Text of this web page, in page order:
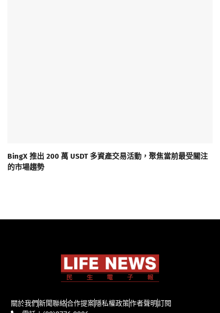
BingX 推出 200 萬 USDT 多資產交易活動，聚焦當前最受關注
的市場趨勢
關於我們新聞聯絡合作提案隱私權政策作者聲明訂閱